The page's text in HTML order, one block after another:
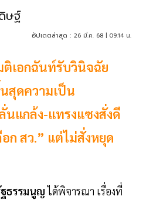
ษฐ์
อัปเดตล่าสุด : 26 มี.ค. 68 | 09:14 น.
ติเอกฉันท์รับวินิจฉัย
สุดความเป็น
นแกล้ง-แทรงแซงสั่งดี
ก สว.” แต่ไม่สั่งหยุด
ธรรมนูญได้พิจารณา เรื่องที่